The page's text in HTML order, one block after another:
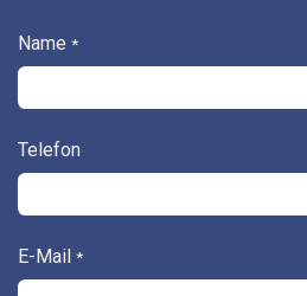
Name *
Telefon
E-Mail *